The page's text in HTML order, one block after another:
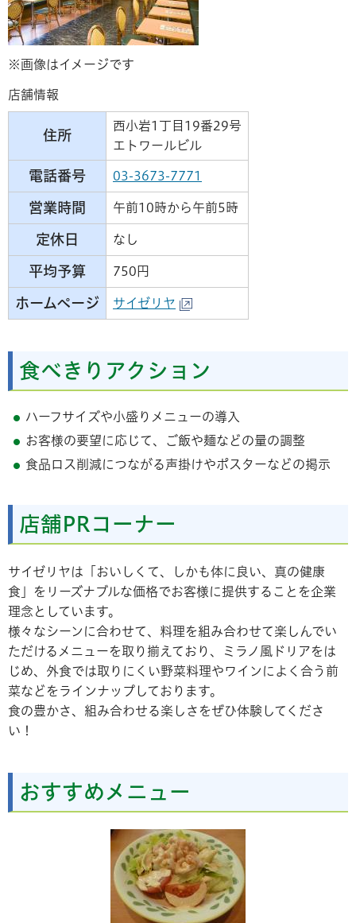
※画像はイメージです
店舗情報
住所
西小岩1丁目19番29号
エトワールビル
電話番号 03-3673-7771
営業時間 午前10時から午前5時
定休日 なし
平均予算 750円
ホームページ サイゼリヤ
食べきりアクション
ハーフサイズや小盛りメニューの導入
お客様の要望に応じて、ご飯や麺などの量の調整
食品ロス削減につながる声掛けやポスターなどの掲示
店舗PRコーナー
サイゼリヤは「おいしくて、しかも体に良い、真の健康
食」をリーズナブルな価格でお客様に提供することを企業
理念としています。
様々なシーンに合わせて、料理を組み合わせて楽しんでい
ただけるメニューを取り揃えており、ミラノ風ドリアをは
じめ、外食では取りにくい野菜料理やワインによく合う前
菜などをラインナップしております。
食の豊かさ、組み合わせる楽しさをぜひ体験してくださ
い！
おすすめメニュー